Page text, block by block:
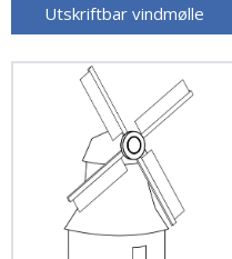
Utskriftbar vindmølle